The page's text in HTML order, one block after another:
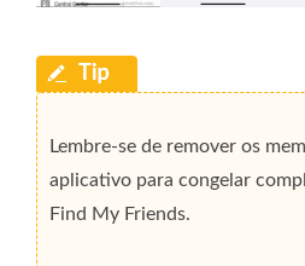
Lembre-se de remover os
aplicativo para congelar
Find My Friends.